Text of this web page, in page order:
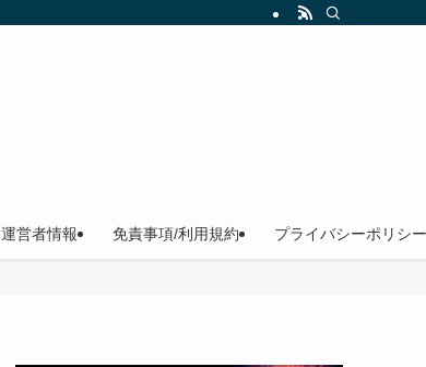
運営者情報 免責事項/利用規約 プライバシーポリシー